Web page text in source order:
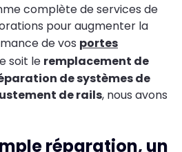
complète de services de
pour augmenter la
de vos portes
soit le remplacement de
de systèmes de
de rails, nous avons
réparation, un